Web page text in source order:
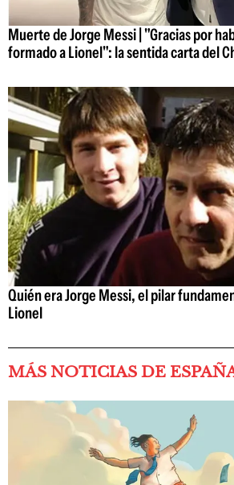
Muerte de Jorge Messi | "Gracias por
formado a Lionel": la sentida carta del
Quién era Jorge Messi, el pilar
Lionel
MÁS NOTICIAS DE